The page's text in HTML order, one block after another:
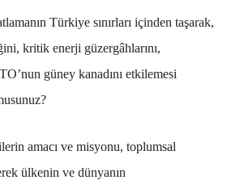
Türkiye sınırları içinden taşarak,
kritik enerji güzergâhlarını,
güney kanadını etkilemesi
amacı ve misyonu, toplumsal
ülkenin ve dünyanın